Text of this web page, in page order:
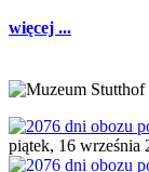
więcej ...
piątek, 16 września